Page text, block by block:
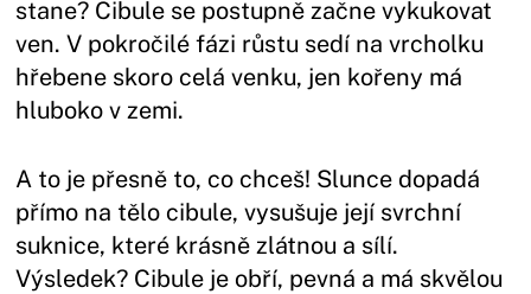
stane? Cibule se postupně začne vykukovat
ven. V pokročilé fázi růstu sedí na vrcholku
hřebene skoro celá venku, jen kořeny má
hluboko v zemi.
A to je přesně to, co chceš! Slunce dopadá
přímo na tělo cibule, vysušuje její svrchní
suknice, které krásně zlátnou a sílí.
Výsledek? Cibule je obří, pevná a má skvělou